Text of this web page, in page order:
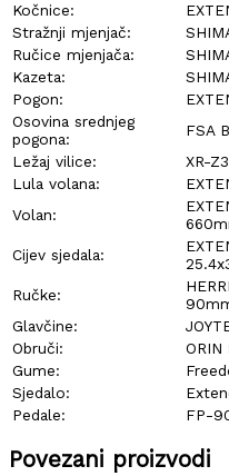
Kočnice:
Stražnji mjenjač:
Ručice mjenjača:
Kazeta:
Pogon:
Osovina srednjeg
pogona:
FSA
Ležaj vilice:
XR-
Lula volana:
Volan:
Cijev sjedala:
Ručke:
Glavčine:
Obruči:
ORIN
Gume:
Sjedalo:
Pedale:
FP-
Povezani proizvodi